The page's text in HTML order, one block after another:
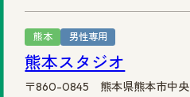
熊本 男性専用
熊本スタジオ
〒860-0845 熊本県熊本市中